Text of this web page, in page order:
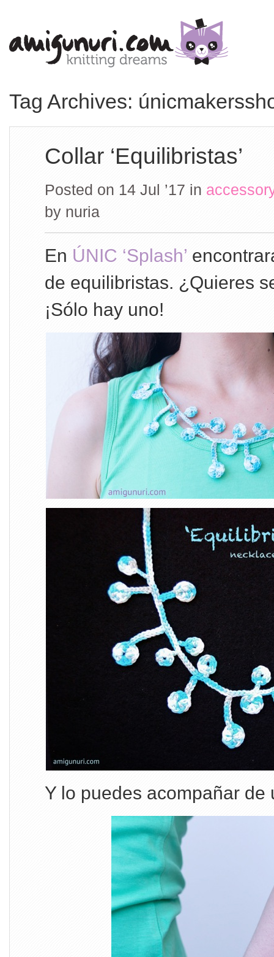
Tag Archives:
Collar ‘Equilibristas’
Posted on 14 Jul ’17 in
by nuria
En ÚNIC ‘Splash’
de equilibristas. ¿Quieres
¡Sólo hay uno!
Y lo puedes acompañar de